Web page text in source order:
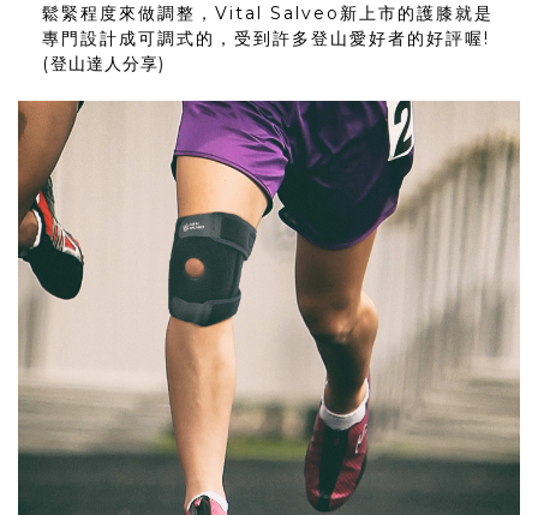
鬆緊程度來做調整，Vital Salveo新上市的護膝就是
專門設計成可調式的，受到許多登山愛好者的好評喔!
(登山達人分享)